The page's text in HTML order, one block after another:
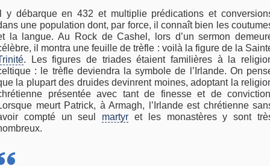
y débarque en 432 et multiplie prédications et
une population dont, par force, il connaît bien les
la langue. Au Rock de Cashel, lors d’un sermon
il montra une feuille de trèfle : voilà la figure de la
. Les figures de triades étaient familières à la
: le trèfle deviendra la symbole de l’Irlande. On
la plupart des druides devinrent moines, adoptant la
présentée avec tant de finesse et de
meurt Patrick, à Armagh, l’Irlande est chrétienne
compté un seul martyr et les monastères y sont